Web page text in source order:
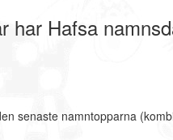
har Hafsa
senaste namntopparna